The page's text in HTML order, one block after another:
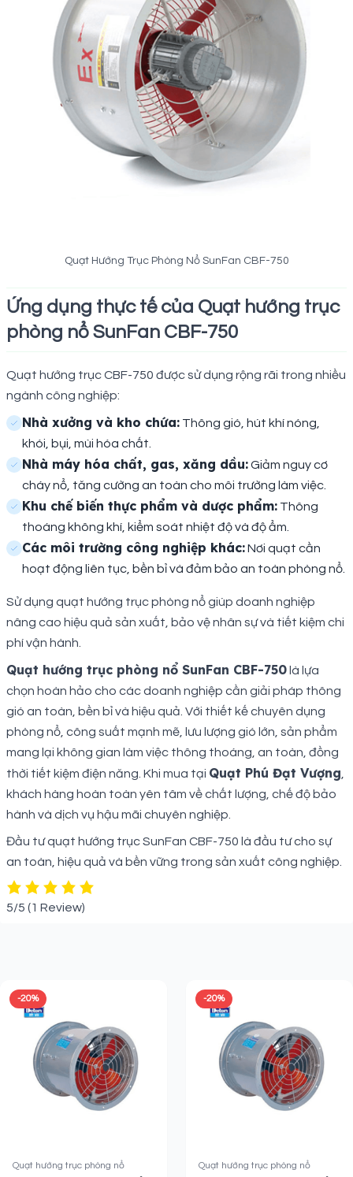
Quạt Hướng Trục Phòng Nổ SunFan CBF-750
Ứng dụng thực tế của Quạt hướng trục
phòng nổ SunFan CBF-750
Quạt hướng trục CBF-750 được sử dụng rộng rãi trong nhiều
ngành công nghiệp:
Nhà xưởng và kho chứa: Thông gió, hút khí nóng,
khói, bụi, mùi hóa chất.
Nhà máy hóa chất, gas, xăng dầu:Giảm nguy cơ
cháy nổ, tăng cường an toàn cho môi trường làm việc.
Khu chế biến thực phẩm và dược phẩm: Thông
thoáng không khí, kiểm soát nhiệt độ và độ ẩm.
Các môi trường công nghiệp khác:Nơi quạt cần
hoạt động liên tục, bền bỉ và đảm bảo an toàn phòng nổ.
Sử dụng quạt hướng trục phòng nổ giúp doanh nghiệp
nâng cao hiệu quả sản xuất, bảo vệ nhân sự và tiết kiệm chi
phí vận hành.
Quạt hướng trục phòng nổ SunFan CBF-750 là lựa
chọn hoàn hảo cho các doanh nghiệp cần giải pháp thông
gió an toàn, bền bỉ và hiệu quả. Với thiết kế chuyên dụng
phòng nổ, công suất mạnh mẽ, lưu lượng gió lớn, sản phẩm
mang lại không gian làm việc thông thoáng, an toàn, đồng
thời tiết kiệm điện năng. Khi mua tại Quạt Phú Đạt Vượng
khách hàng hoàn toàn yên tâm về chất lượng, chế độ bảo
hành và dịch vụ hậu mãi chuyên nghiệp.
Đầu tư quạt hướng trục SunFan CBF-750 là đầu tư cho sự
an toàn, hiệu quả và bền vững trong sản xuất công nghiệp.
5/5 (1 Review)
-20%
Quạt hướng trục phòng nổ
-20%
Quạt hướng trục phòng nổ